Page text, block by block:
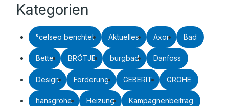
Kategorien
°celseo berichtet Aktuelles Axor Bad
Bette BRÖTJE burgbad Danfoss
Design Förderung GEBERIT GROHE
hansgrohe Heizung Kampagnenbeitrag